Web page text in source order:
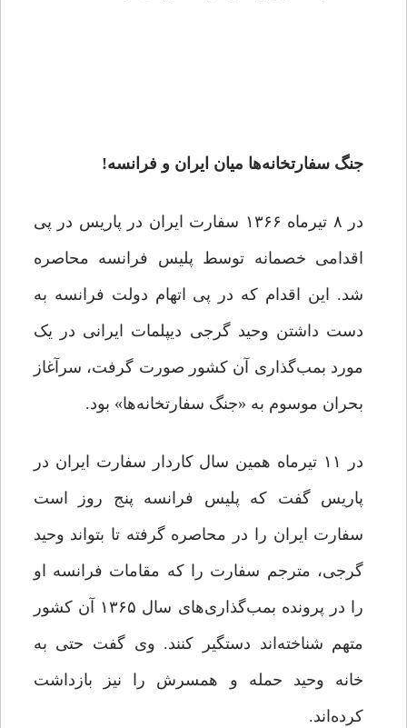
جنگ سفارتخانه‌ها میان ایران و فرانسه!
در ۸ تیرماه ۱۳۶۶ سفارت ایران در پاریس در پی
اقدامی خصمانه توسط پلیس فرانسه محاصره
شد. این اقدام که در پی اتهام دولت فرانسه به
دست داشتن وحید گرجی دیپلمات ایرانی در یک
مورد بمب‌گذاری آن کشور صورت گرفت، سرآغاز
بحران موسوم به «جنگ سفارتخانه‌ها» بود.
در ۱۱ تیرماه همین سال کاردار سفارت ایران در
پاریس گفت که پلیس فرانسه پنج روز است
سفارت ایران را در محاصره گرفته تا بتواند وحید
گرجی، مترجم سفارت را که مقامات فرانسه او
را در پرونده بمب‌گذاری‌های سال ۱۳۶۵ آن کشور
متهم شناخته‌اند دستگیر کنند. وی گفت حتی به
خانه وحید حمله و همسرش را نیز بازداشت
کرده‌اند.